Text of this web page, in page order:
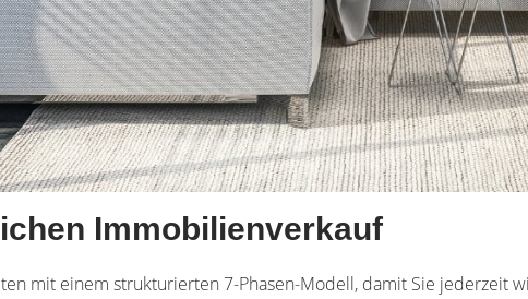
Immobilienverkauf
mit einem strukturierten 7-Phasen-Modell, damit Sie jederzeit